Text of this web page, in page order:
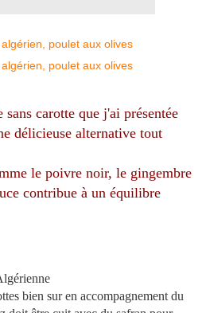
carotte que j'ai présentée
délicieuse alternative tout
le poivre noir, le gingembre
contribue à un équilibre
bien sur en accompagnement du